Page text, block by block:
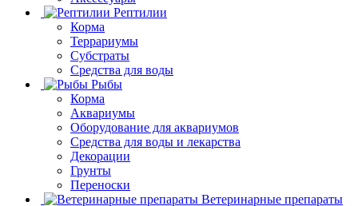
Рептилии
Корма
Террариумы
Субстраты
Средства для воды
Рыбы
Корма
Аквариумы
Оборудование для аквариумов
Средства для воды и лекарства
Декорации
Грунты
Переноски
Ветеринарные препараты